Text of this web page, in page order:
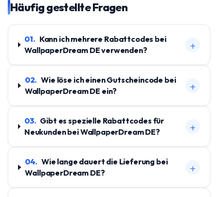
Häufig gestellte Fragen
01. Kann ich mehrere Rabattcodes bei
WallpaperDream DE verwenden?
+
02. Wie löse ich einen Gutscheincode bei
WallpaperDream DE ein?
+
03. Gibt es spezielle Rabattcodes für
Neukunden bei WallpaperDream DE?
+
04. Wie lange dauert die Lieferung bei
WallpaperDream DE?
+